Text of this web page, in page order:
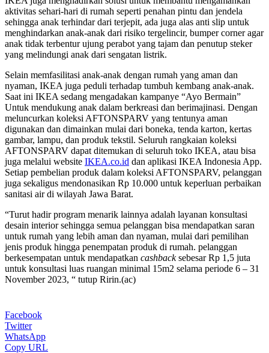
aktivitas sehari-hari di rumah seperti penahan pintu dan jendela
sehingga anak terhindar dari terjepit, ada juga alas anti slip untuk
menghindarkan anak-anak dari risiko tergelincir, bumper corner agar
anak tidak terbentur ujung perabot yang tajam dan penutup steker
yang melindungi anak dari sengatan listrik.
Selain memfasilitasi anak-anak dengan rumah yang aman dan
nyaman, IKEA juga peduli terhadap tumbuh kembang anak-anak.
Saat ini IKEA sedang mengadakan kampanye “Ayo Bermain”
Untuk mendukung anak dalam berkreasi dan berimajinasi. Dengan
meluncurkan koleksi AFTONSPARV yang tentunya aman
digunakan dan dimainkan mulai dari boneka, tenda karton, kertas
gambar, lampu, dan produk tekstil. Seluruh rangkaian koleksi
AFTONSPARV dapat ditemukan di seluruh toko IKEA, atau bisa
juga melalui website IKEA.co.id dan aplikasi IKEA Indonesia App.
Setiap pembelian produk dalam koleksi AFTONSPARV, pelanggan
juga sekaligus mendonasikan Rp 10.000 untuk keperluan perbaikan
sanitasi air di wilayah Jawa Barat.
“Turut hadir program menarik lainnya adalah layanan konsultasi
desain interior sehingga semua pelanggan bisa mendapatkan saran
untuk rumah yang lebih aman dan nyaman, mulai dari pemilihan
jenis produk hingga penempatan produk di rumah. pelanggan
berkesempatan untuk mendapatkan cashbacksebesar Rp 1,5 juta
untuk konsultasi luas ruangan minimal 15m2 selama periode 6 – 31
November 2023, “ tutup Ririn.(ac)
Facebook
Twitter
WhatsApp
Copy URL